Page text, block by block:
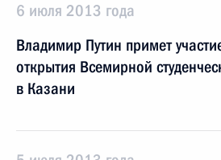
6 июля 2013 года
Владимир Путин примет
открытия Всемирной
в Казани